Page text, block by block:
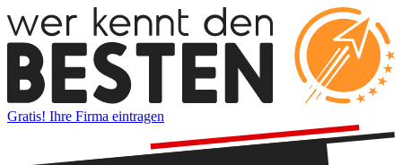
Gratis! Ihre Firma eintragen